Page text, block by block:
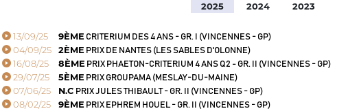
2025 2024 2023
13/09/25 9ÈME CRITERIUM DES 4 ANS - GR. I (VINCENNES - GP)
04/09/25 2ÈME PRIX DE NANTES (LES SABLES D'OLONNE)
16/08/25 8ÈME PRIX PHAETON-CRITERIUM 4 ANS Q2 - GR. II (VINCENNES - GP)
29/07/25 5ÈME PRIX GROUPAMA (MESLAY-DU-MAINE)
07/06/25 N.C PRIX JULES THIBAULT - GR. II (VINCENNES - GP)
08/02/25 9ÈME PRIX EPHREM HOUEL - GR. II (VINCENNES - GP)